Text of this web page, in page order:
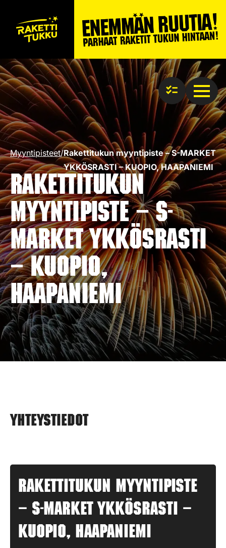
Myyntipisteet/Rakettitukun myyntipiste – S-MARKET
YKKÖSRASTI – KUOPIO, HAAPANIEMI
Rakettitukun
myyntipiste – S-
MARKET YKKÖSRASTI
– KUOPIO,
HAAPANIEMI
Yhteystiedot
Rakettitukun myyntipiste
– S-MARKET YKKÖSRASTI –
KUOPIO, HAAPANIEMI